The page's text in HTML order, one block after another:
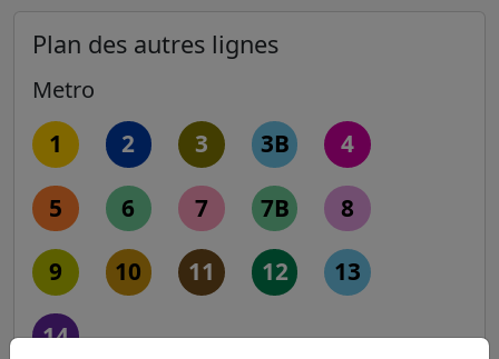
Plan des autres lignes
Metro
1 2 3 3B 4
5 6 7 7B 8
9 10 11 12 13
14